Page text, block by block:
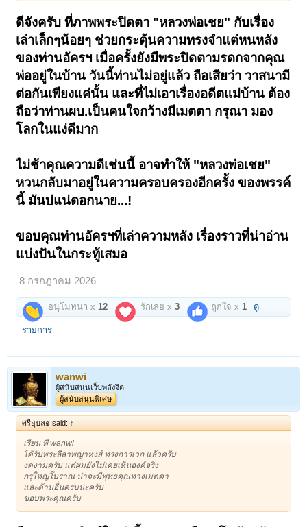
ดีจังครับ ที่ภาพพระปิดตา "หลวงพ่อเชย" กับเรื่อง
เล่าเล็กๆน้อยๆ ช่วยกระตุ้นความทรงจำแต่หนหลัง
ของท่านอัครฯ เมื่อครั้งยังมีพระปิดตามรดกจากคุณ
พ่ออยู่ในบ้าน วันนี้ท่านไม่อยู่แล้ว ถือเสียว่า วาสนามี
ต่อกันเพียงแค่นั้น และที่ไม่เอาเรื่องอดีตแม่บ้าน ต้อง
ถือว่าท่านผบ.เป็นคนใจกว้างมีเมตตา กรุณา มอง
โลกในแง่ดีมาก
ไม่ช้าคุณความดีเช่นนี้ อาจทำให้ "หลวงพ่อเชย"
หวนกลับมาอยู่ในความครอบครองอีกครั้ง ของพรรค์
นี้ มันบ่แน่ดอกนาย...!
ขอบคุณท่านอัครฯที่เล่าความหลัง เรื่องราวที่น่าอ่าน
แบ่งปันในกระทู้เสมอ
8 กรกฎาคม 2026
อนุโมทนา x12 รักเลย x3 ถูกใจ x1 ดู
รายการ
wanwi
ผู้สนับสนุนเว็บพลังจิต
ผู้สนับสนุนพิเศษ
ศรีอุบล๑ said: ↑
เรียน พี่ wanwi
ได้รับพระลีลาพญาหงส์ ทรงการเวก แล้วครับ
งดงามครับ แต่ผมยังไม่เคยเห็นองค์จริง
กรุใหญ่โบราณ น่าจะมีพุทธคุณทางเมตตา
และด้านอื่นครบนะครับ
ขอบพระคุณครับ